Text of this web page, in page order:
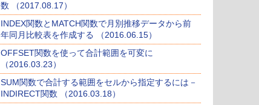
数 （2017.08.17）
INDEX関数とMATCH関数で月別推移データから前
年同月比較表を作成する （2016.06.15）
OFFSET関数を使って合計範囲を可変に
（2016.03.23）
SUM関数で合計する範囲をセルから指定するには－
INDIRECT関数 （2016.03.18）